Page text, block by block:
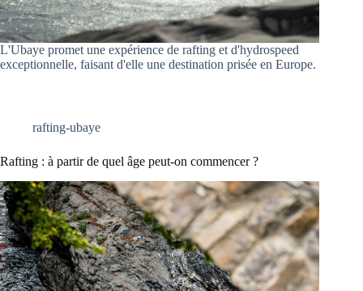
L'Ubaye promet une expérience de rafting et d'hydrospeed
exceptionnelle, faisant d'elle une destination prisée en Europe.
rafting-ubaye
Rafting : à partir de quel âge peut-on commencer ?